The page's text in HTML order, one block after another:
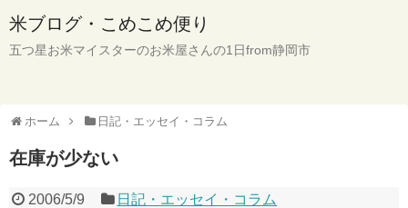
米ブログ・こめこめ便り
五つ星お米マイスターのお米屋さんの1日from静岡市
ホーム 日記・エッセイ・コラム
在庫が少ない
2006/5/9 日記・エッセイ・コラム